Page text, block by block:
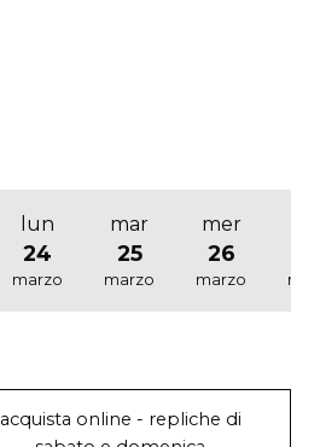
lun
24
marzo
mar
25
marzo
mer
26
marzo
acquista online - repliche di